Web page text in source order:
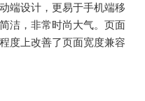
端设计，更易于手机端移
洁，非常时尚大气。页面
度上改善了页面宽度兼容